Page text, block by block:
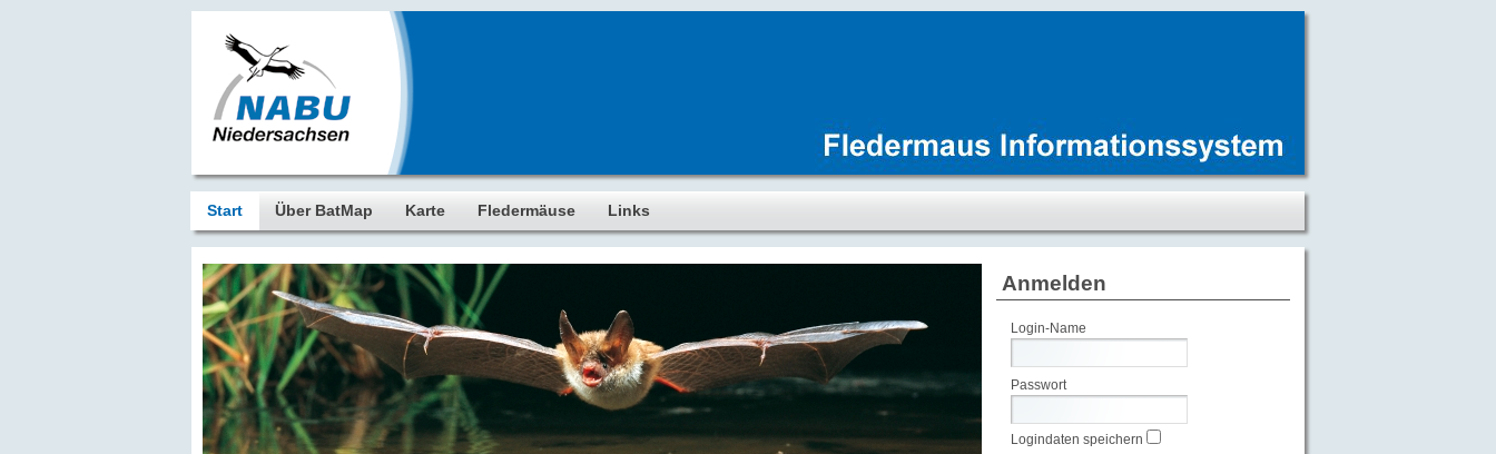
Start Über BatMap Karte Fledermäuse Links
Anmelden
Login-Name
Passwort
Logindaten speichern